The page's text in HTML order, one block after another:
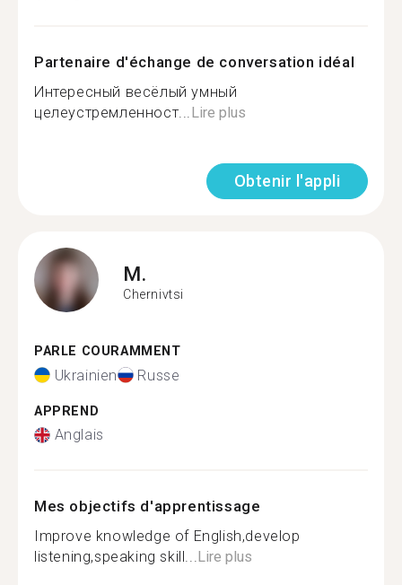
Partenaire d'échange de conversation idéal
Интересный весёлый умный
целеустремленност...Lire plus
Obtenir l'appli
M.
Chernivtsi
PARLE COURAMMENT
Ukrainien Russe
APPREND
Anglais
Mes objectifs d'apprentissage
Improve knowledge of English,develop
listening,speaking skill...Lire plus